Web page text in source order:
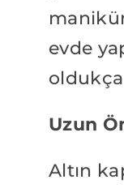
evde
oldukça
Uzun
Altın